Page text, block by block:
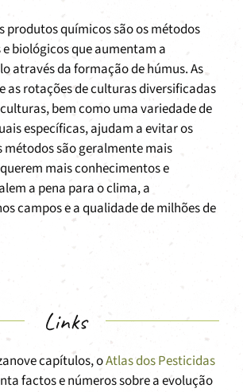
produtos químicos são os métodos
biológicos que aumentam a
através da formação de húmus. As
as rotações de culturas diversificadas
bem como uma variedade de
específicas, ajudam a evitar os
métodos são geralmente mais
mais conhecimentos e
a pena para o clima, a
campos e a qualidade de milhões de
Links
capítulos, oAtlas dos Pesticidas
factos e números sobre a evolução